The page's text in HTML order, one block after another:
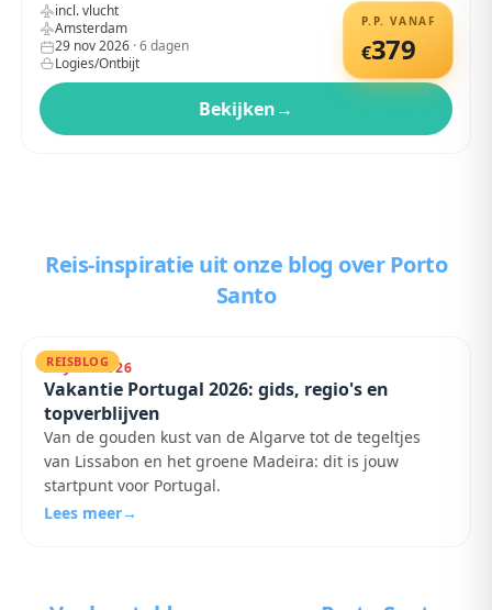
P.P. VANAF
€379
incl. vlucht
Amsterdam
29 nov 2026 ·6dagen
Logies/Ontbijt
Bekijken→
Reis-inspiratie uit onze blog over Porto
Santo
REISBLOG
26 JULI 2026
Vakantie Portugal 2026: gids, regio's en
topverblijven
Van de gouden kust van de Algarve tot de tegeltjes
van Lissabon en het groene Madeira: dit is jouw
startpunt voor Portugal.
Lees meer→